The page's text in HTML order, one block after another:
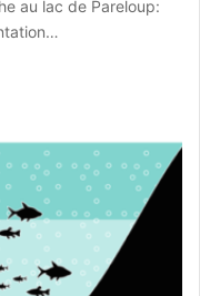
au lac de Pareloup: